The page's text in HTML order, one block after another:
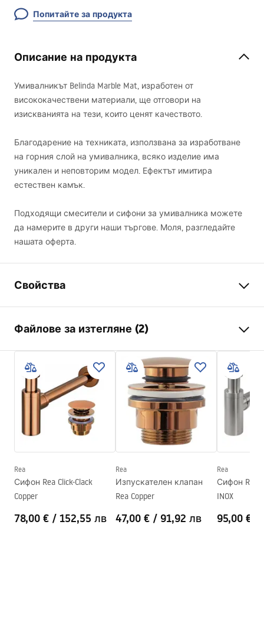
Попитайте за продукта
Описание на продукта
Умивалникът Belinda Marble Mat, изработен от
висококачествени материали, ще отговори на
изискванията на тези, които ценят качеството.
Благодарение на техниката, използвана за изработване
на горния слой на умивалника, всяко изделие има
уникален и неповторим модел. Ефектът имитира
естествен камък.
Подходящи смесители и сифони за умивалника можете
да намерите в други наши търгове. Моля, разгледайте
нашата оферта.
Свойства
Материал
Санитарна керамика
Цвят
Имитaция на камък
завършек
Мат
Дължина
460mm
Ширина
320mm
125mm
105mm
Форма
Отвор на батерията
НЕ
Файлове за изтегляне (2)
Инструкции за инсталиране
Basin.pdf
Гаранционни условия
Warranty_Terms_and_Conditions_Basins_-_5.pdf
Rea
Сифон Rea Click-Clack
Copper
78,00 € / 152,55 лв
Rea
Изпускателен клапан
Rea Copper
47,00 € / 91,92 лв
Rea
Сифон REA
INOX
95,00 €